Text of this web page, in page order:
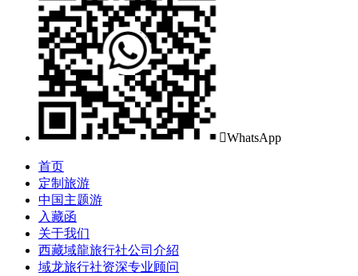
WhatsApp
首页
定制旅游
中国主题游
入藏函
关于我们
西藏域龍旅行社公司介紹
域龙旅行社资深专业顾问